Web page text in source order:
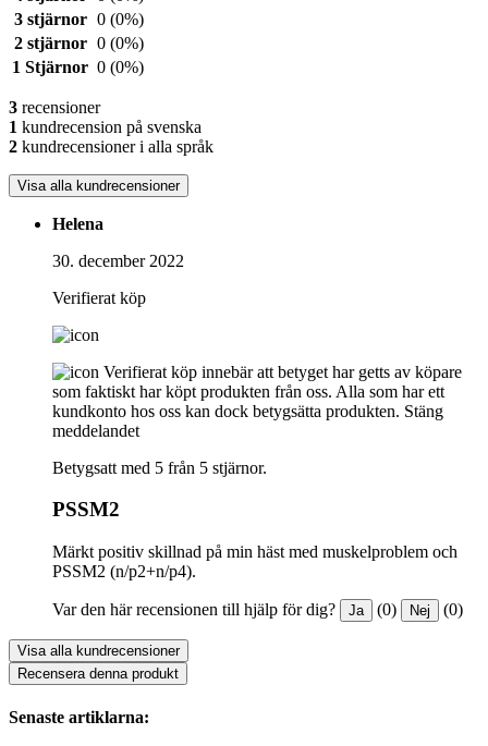
3 stjärnor 0 (0%)
2 stjärnor 0 (0%)
1 Stjärnor 0 (0%)
3 recensioner
1 kundrecension på svenska
2 kundrecensioner i alla språk
Visa alla kundrecensioner
Helena
30. december 2022
Verifierat köp
Verifierat köp innebär att betyget har getts av köpare
som faktiskt har köpt produkten från oss. Alla som har ett
kundkonto hos oss kan dock betygsätta produkten. Stäng
meddelandet
Betygsatt med 5 från 5 stjärnor.
PSSM2
Märkt positiv skillnad på min häst med muskelproblem och
PSSM2 (n/p2+n/p4).
Var den här recensionen till hjälp för dig? Ja (0) Nej (0)
Visa alla kundrecensioner
Recensera denna produkt
Senaste artiklarna: